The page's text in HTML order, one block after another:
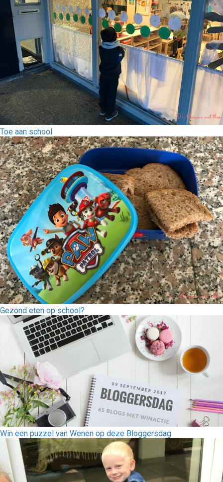
Toe aan school
Gezond eten op school?
Win een puzzel van Wenen op deze Bloggersdag